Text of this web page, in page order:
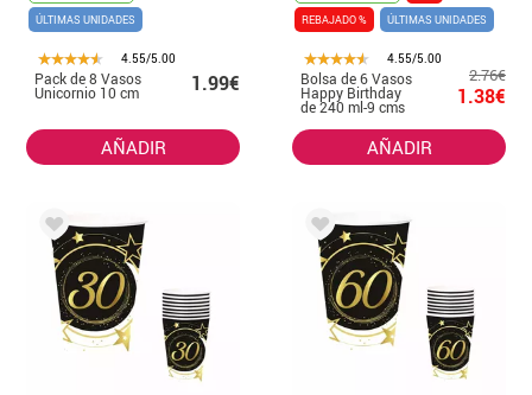
ÚLTIMAS UNIDADES
4.55/5.00
Pack de 8 Vasos
Unicornio 10 cm 1.99€
AÑADIR
REBAJADO %
ÚLTIMAS UNIDADES
4.55/5.00
Bolsa de 6 Vasos
Happy Birthday
de 240 ml-9 cms
2.76€
1.38€
AÑADIR